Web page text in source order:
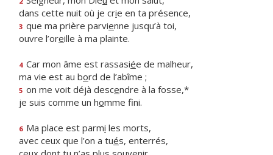
dans cette nuit où je crie en ta présence,
3 que ma prière parvienne jusqu’à toi,
ouvre l’oreille à ma plainte.
4 Car mon âme est rassasiée de malheur,
ma vie est au bord de l’abîme ;
5 on me voit déjà descendre à la fosse,*
je suis comme un homme fini.
6 Ma place est parmi les morts,
avec ceux que l’on a tués, enterrés,